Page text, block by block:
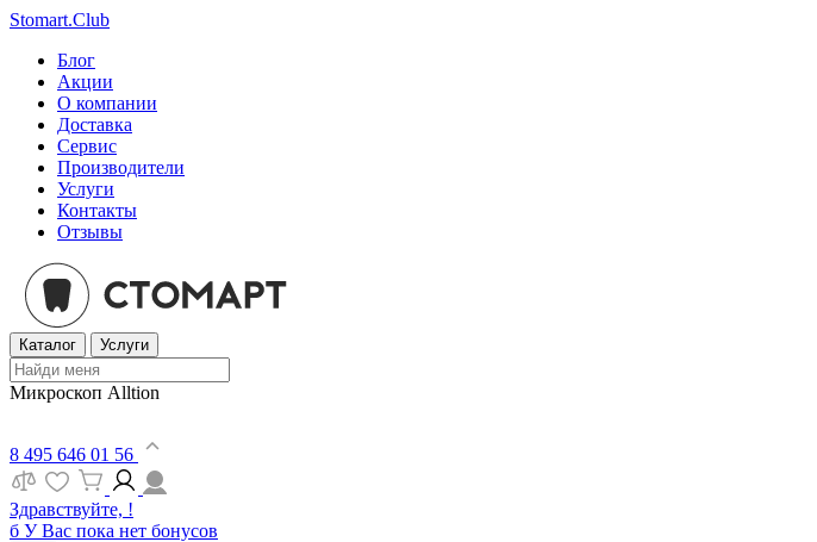
Stomart.Club
Блог
Акции
О компании
Доставка
Сервис
Производители
Услуги
Контакты
Отзывы
Каталог Услуги
Микроскоп Alltion
8 495 646 01 56
Здравствуйте, !
б У Вас пока нет бонусов